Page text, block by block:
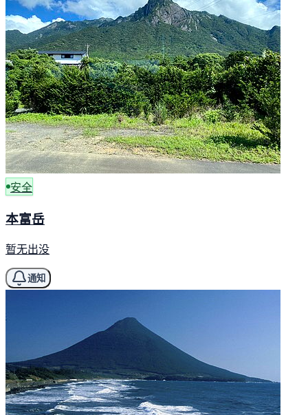
安全
本富岳
暂无出没
通知